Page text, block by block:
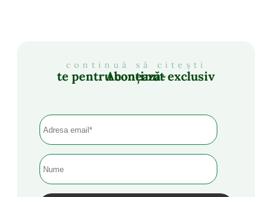
continuă să citești
Abonează-te pentru conținut exclusiv